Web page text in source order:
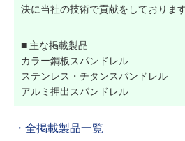
決に当社の技術で貢献をしております
■ 主な掲載製品
カラー鋼板スパンドレル
ステンレス・チタンスパンドレル
アルミ押出スパンドレル
・全掲載製品一覧